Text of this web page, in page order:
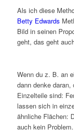
Als ich diese
Betty Edwards
Bild in seinen
geht, das geht
Wenn du z. B. an
dann denke
Einzelteile sind:
lassen sich in
ähnliche Flächen:
auch kein Problem.